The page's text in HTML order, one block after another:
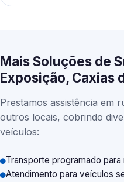
Mais Soluções de
Exposição, Caxias
Prestamos assistência em
outros locais, cobrindo
veículos:
Transporte programado para
Atendimento para veículos